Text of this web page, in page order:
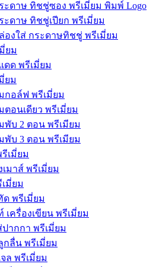
ะดาษ ทิชชู่ซอง พรีเมี่ยม พิมพ์ Logo
ะดาษ ทิชชู่เปียก พรีเมี่ยม
องใส่ กระดาษทิชชู่ พรีเมี่ยม
ยม
ดด พรีเมี่ยม
ยม
กอล์ฟ พรีเมี่ยม
ตอนเดียว พรีเมี่ยม
พับ 2 ตอน พรีเมียม
พับ 3 ตอน พรีเมียม
เมี่ยม
มาส์ พรีเมี่ยม
มี่ยม
ด พรีเมี่ยม
เครื่องเขียน พรีเมี่ยม
ปากกา พรีเมี่ยม
กลื่น พรีเมี่ยม
ล พรีเมี่ยม